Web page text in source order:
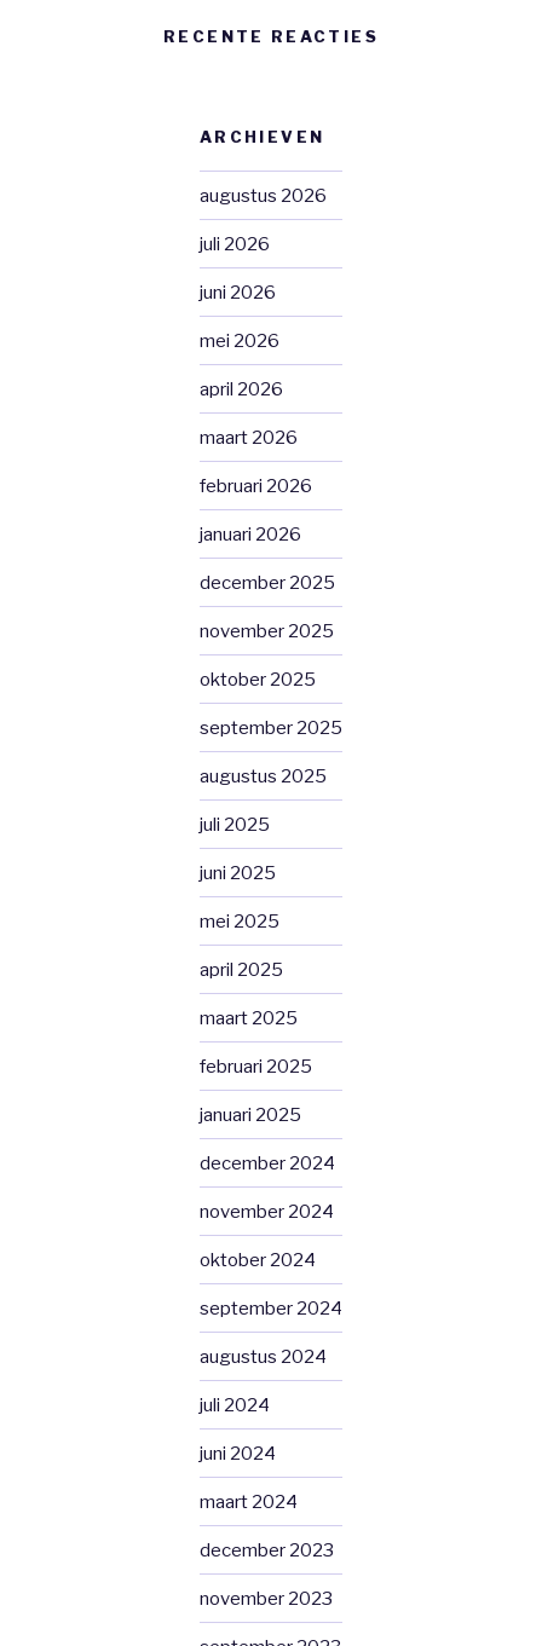
RECENTE REACTIES
ARCHIEVEN
augustus 2026
juli 2026
juni 2026
mei 2026
april 2026
maart 2026
februari 2026
januari 2026
december 2025
november 2025
oktober 2025
september 2025
augustus 2025
juli 2025
juni 2025
mei 2025
april 2025
maart 2025
februari 2025
januari 2025
december 2024
november 2024
oktober 2024
september 2024
augustus 2024
juli 2024
juni 2024
maart 2024
december 2023
november 2023